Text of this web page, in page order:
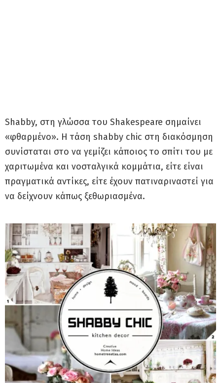
Shabby, στη γλώσσα του Shakespeare σημαίνει
«φθαρμένο». Η τάση shabby chic στη διακόσμηση
συνίσταται στο να γεμίζει κάποιος το σπίτι του με
χαριτωμένα και νοσταλγικά κομμάτια, είτε είναι
πραγματικά αντίκες, είτε έχουν πατιναριναστεί για
να δείχνουν κάπως ξεθωριασμένα.